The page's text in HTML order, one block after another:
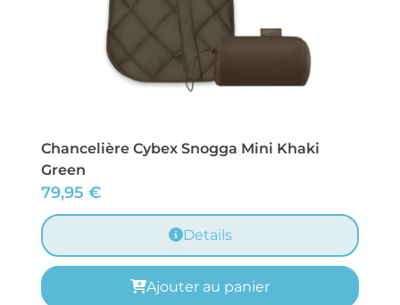
Chancelière Cybex Snogga Mini Khaki
Green
79,95 €
Details
Ajouter au panier